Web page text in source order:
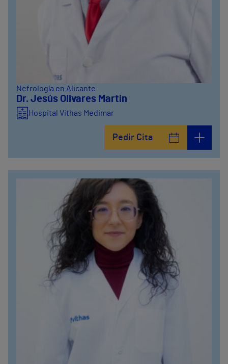
Nefrología en Alicante
Dr. Jesús Olivares Martín
Hospital Vithas Medimar
Pedir Cita